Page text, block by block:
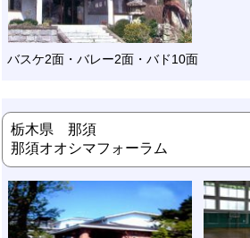
バスケ2面・バレー2面・バド10面
栃木県 那須
那須オオシマフォーラム